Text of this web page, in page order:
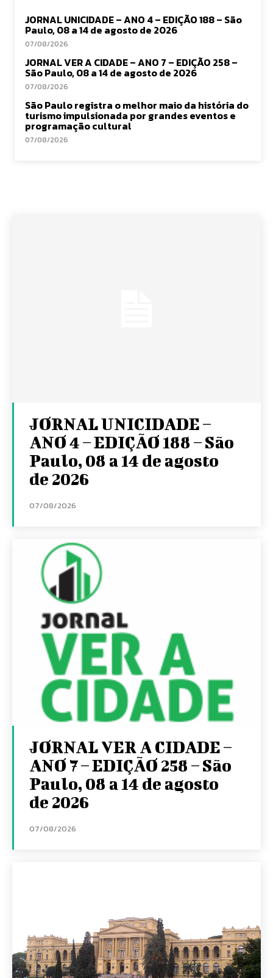
JORNAL UNICIDADE – ANO 4 – EDIÇÃO 188 – São
Paulo, 08 a 14 de agosto de 2026
07/08/2026
JORNAL VER A CIDADE – ANO 7 – EDIÇÃO 258 –
São Paulo, 08 a 14 de agosto de 2026
07/08/2026
São Paulo registra o melhor maio da história do
turismo impulsionada por grandes eventos e
programação cultural
07/08/2026
JORNAL UNICIDADE –
ANO 4 – EDIÇÃO 188 – São
Paulo, 08 a 14 de agosto
de 2026
07/08/2026
JORNAL VER A CIDADE –
ANO 7 – EDIÇÃO 258 – São
Paulo, 08 a 14 de agosto
de 2026
07/08/2026